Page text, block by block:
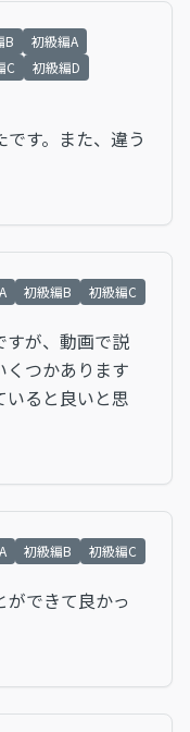
B
初級編A
C
初級編D
す。また、違う
初級編B 初級編C
すが、動画で説
くつかあります
いると良いと思
初級編B 初級編C
ができて良かっ